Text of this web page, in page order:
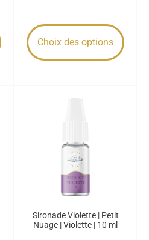
Choix des options
Sironade Violette | Petit
Nuage | Violette | 10 ml